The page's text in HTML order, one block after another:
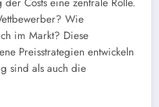
Wie
im Markt? Diese
Preisstrategien entwickeln
sind als auch die